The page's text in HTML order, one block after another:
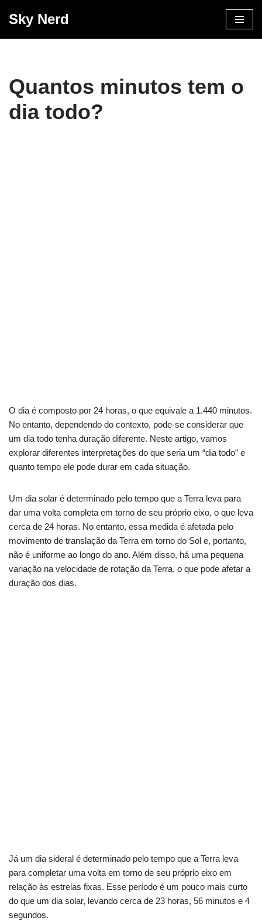
Sky Nerd
Quantos minutos tem o
dia todo?
O dia é composto por 24 horas, o que equivale a 1.440 minutos.
No entanto, dependendo do contexto, pode-se considerar que
um dia todo tenha duração diferente. Neste artigo, vamos
explorar diferentes interpretações do que seria um “dia todo” e
quanto tempo ele pode durar em cada situação.
Um dia solar é determinado pelo tempo que a Terra leva para
dar uma volta completa em torno de seu próprio eixo, o que leva
cerca de 24 horas. No entanto, essa medida é afetada pelo
movimento de translação da Terra em torno do Sol e, portanto,
não é uniforme ao longo do ano. Além disso, há uma pequena
variação na velocidade de rotação da Terra, o que pode afetar a
duração dos dias.
Já um dia sideral é determinado pelo tempo que a Terra leva
para completar uma volta em torno de seu próprio eixo em
relação às estrelas fixas. Esse período é um pouco mais curto
do que um dia solar, levando cerca de 23 horas, 56 minutos e 4
segundos.